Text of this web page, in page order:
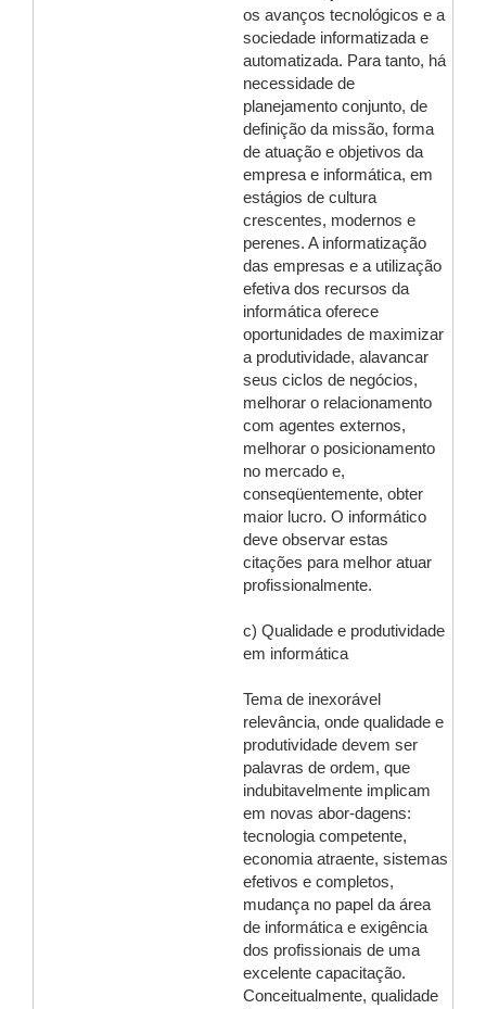
os avanços tecnológicos e a
sociedade informatizada e
automatizada. Para tanto, há
necessidade de
planejamento conjunto, de
definição da missão, forma
de atuação e objetivos da
empresa e informática, em
estágios de cultura
crescentes, modernos e
perenes. A informatização
das empresas e a utilização
efetiva dos recursos da
informática oferece
oportunidades de maximizar
a produtividade, alavancar
seus ciclos de negócios,
melhorar o relacionamento
com agentes externos,
melhorar o posicionamento
no mercado e,
conseqüentemente, obter
maior lucro. O informático
deve observar estas
citações para melhor atuar
profissionalmente.
c) Qualidade e produtividade
em informática
Tema de inexorável
relevância, onde qualidade e
produtividade devem ser
palavras de ordem, que
indubitavelmente implicam
em novas abor-dagens:
tecnologia competente,
economia atraente, sistemas
efetivos e completos,
mudança no papel da área
de informática e exigência
dos profissionais de uma
excelente capacitação.
Conceitualmente, qualidade